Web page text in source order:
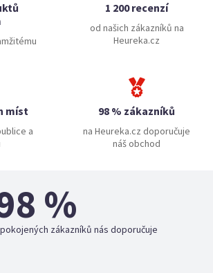
1 200 recenzí
od našich zákazníků na
Heureka.cz
míst
a
98 % zákazníků
na Heureka.cz doporučuje
náš obchod
%
zákazníků nás doporučuje